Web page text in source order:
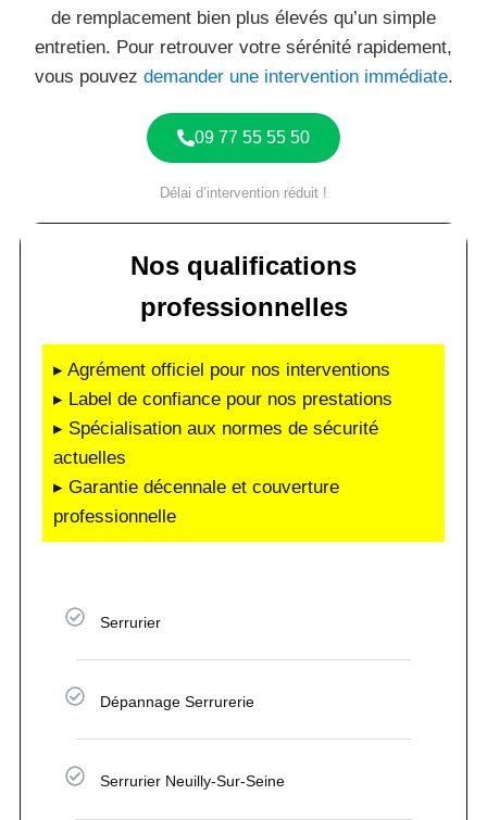
de remplacement bien plus élevés qu’un simple
entretien. Pour retrouver votre sérénité rapidement,
vous pouvez demander une intervention immédiate.
09 77 55 55 50
Délai d’intervention réduit !
Nos qualifications
professionnelles
▸ Agrément officiel pour nos interventions
▸ Label de confiance pour nos prestations
▸ Spécialisation aux normes de sécurité
actuelles
▸ Garantie décennale et couverture
professionnelle
Serrurier
Dépannage Serrurerie
Serrurier Neuilly-Sur-Seine